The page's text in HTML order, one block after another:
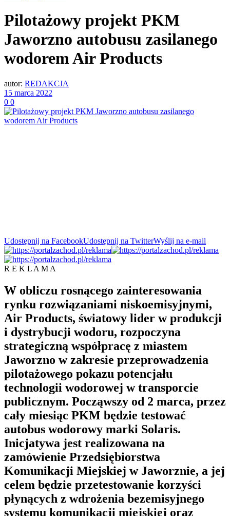
Pilotażowy projekt PKM
Jaworzno autobusu zasilanego
wodorem Air Products
autor: REDAKCJA
15 marca 2022
0 0
Udostępnij na FacebookUdostępnij na TwitterWyślij na e-mail
R E K L A M A
W obliczu rosnącego zainteresowania
rynku rozwiązaniami niskoemisyjnymi,
Air Products, światowy lider w produkcji
i dystrybucji wodoru, rozpoczyna
strategiczną współpracę z miastem
Jaworzno w zakresie przeprowadzenia
pilotażowego pokazu potencjału
technologii wodorowej w transporcie
publicznym. Począwszy od 2 marca, przez
cały miesiąc PKM będzie testować
autobus wodorowy marki Solaris.
Inicjatywa jest realizowana na
zamówienie Przedsiębiorstwa
Komunikacji Miejskiej w Jaworznie, a jej
celem będzie przetestowanie korzyści
płynących z wdrożenia bezemisyjnego
systemu komunikacji miejskiej oraz